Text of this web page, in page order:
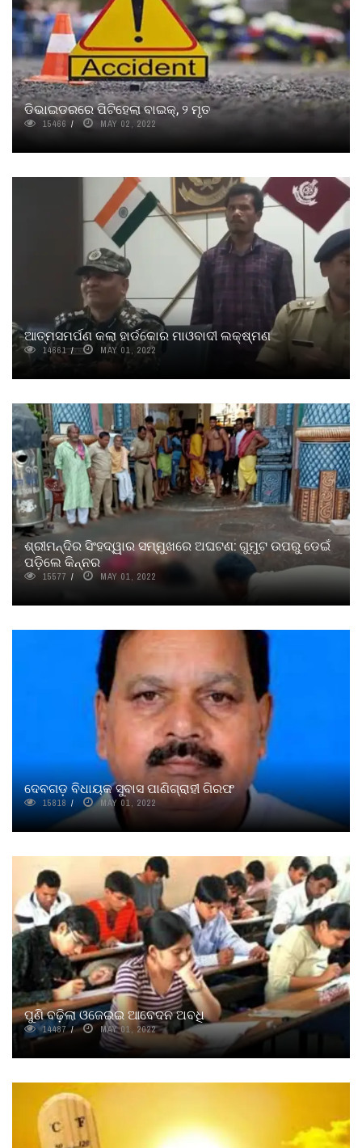
ଡିଭାଇଡରରେ ପିଟିହେଲା ବାଇକ୍, ୨ ମୃତ
15466 MAY 02, 2022
ଆତ୍ମସମର୍ପଣ କଲା ହାର୍ଡକୋର ମାଓବାଦୀ ଲକ୍ଷ୍ମଣ
14661 MAY 01, 2022
ଶ୍ରୀମନ୍ଦିର ସିଂହଦ୍ୱାର ସମ୍ମୁଖରେ ଅଘଟଣ: ଗୁମୁଟ ଉପରୁ ଡେଇଁ
ପଡ଼ିଲେ କିନ୍ନର
15577 MAY 01, 2022
ଦେବଗଡ଼ ବିଧାୟକ ସୁବାସ ପାଣିଗ୍ରାହୀ ଗିରଫ
15818 MAY 01, 2022
ପୁଣି ବଢ଼ିଲା ଓଜେଇଇ ଆବେଦନ ଅବଧି
14487 MAY 01, 2022